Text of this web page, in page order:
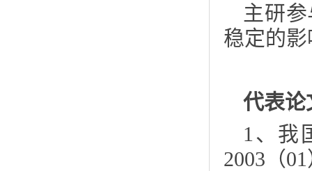
主研
稳定的
代表论
1、我
2003（